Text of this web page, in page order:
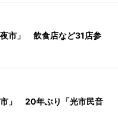
市」 飲食店など31店参
市」 20年ぶり「光市民音